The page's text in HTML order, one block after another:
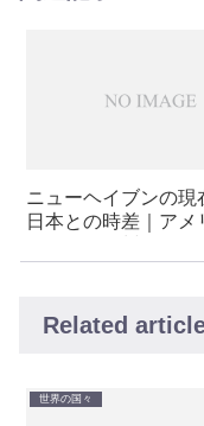
ニューヘイブンの現
日本との時差｜アメ
ン
Related
世界の国々